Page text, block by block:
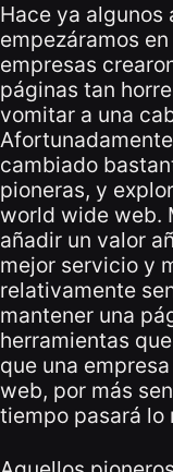
Hace ya algunos
empezáramos
empresas
páginas tan
vomitar a una
cambiado
pioneras, y
world wide web.
añadir un valor
mejor servicio y
relativamente
mantener una
herramientas
que una
web, por más
tiempo pasará lo